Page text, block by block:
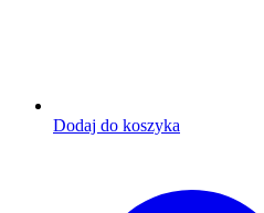
Dodaj do koszyka